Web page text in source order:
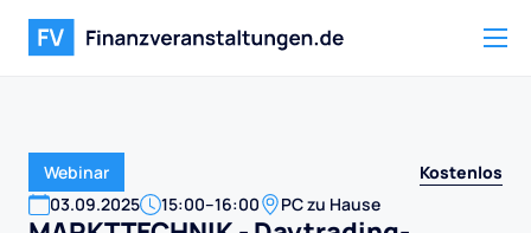
Webinar
Kostenlos
03.09.2025 15:00–16:00 PC zu Hause